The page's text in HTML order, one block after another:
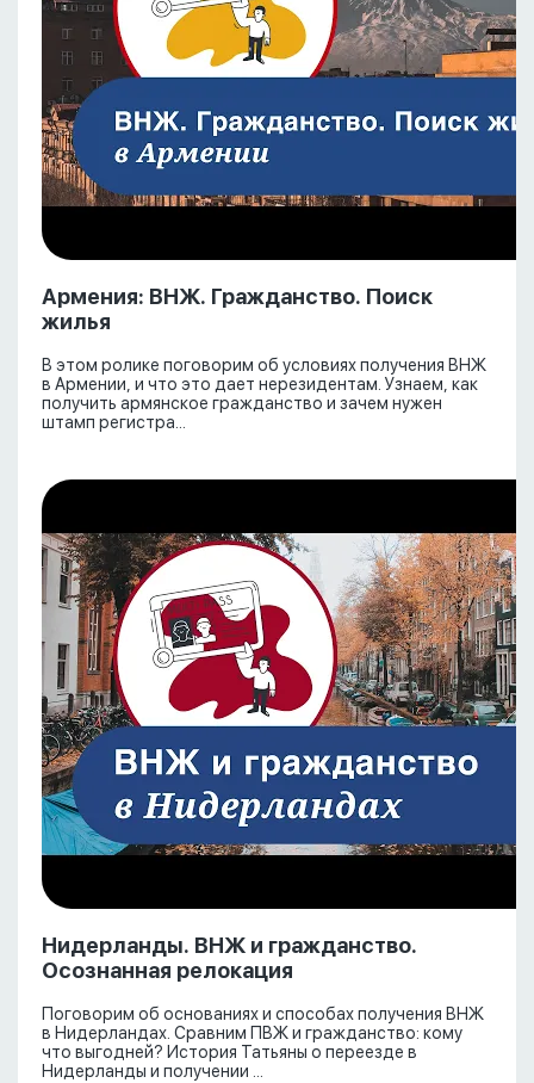
Армения: ВНЖ. Гражданство. Поиск
жилья
В этом ролике поговорим об условиях получения ВНЖ
в Армении, и что это дает нерезидентам. Узнаем, как
получить армянское гражданство и зачем нужен
штамп регистра...
Нидерланды. ВНЖ и гражданство.
Осознанная релокация
Поговорим об основаниях и способах получения ВНЖ
в Нидерландах. Сравним ПВЖ и гражданство: кому
что выгодней? История Татьяны о переезде в
Нидерланды и получении ...